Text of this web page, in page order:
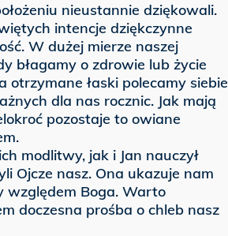
nieustannie dziękowali.
intencje dziękczynne
W dużej mierze naszej
błagamy o zdrowie lub życie
otrzymane łaski polecamy siebie
dla nas rocznic. Jak mają
pozostaje to owiane
modlitwy, jak i Jan nauczył
Ojcze nasz. Ona ukazuje nam
względem Boga. Warto
doczesna prośba o chleb nasz